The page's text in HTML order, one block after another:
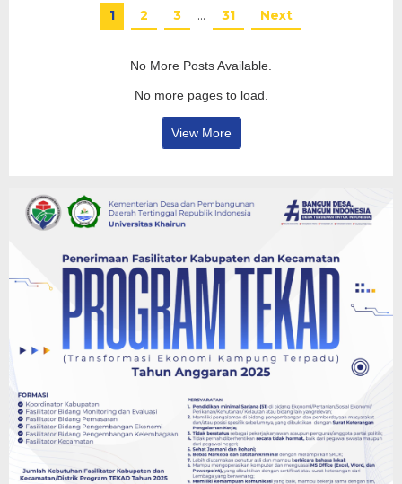
1 2 3 … 31 Next
No More Posts Available.
No more pages to load.
View More